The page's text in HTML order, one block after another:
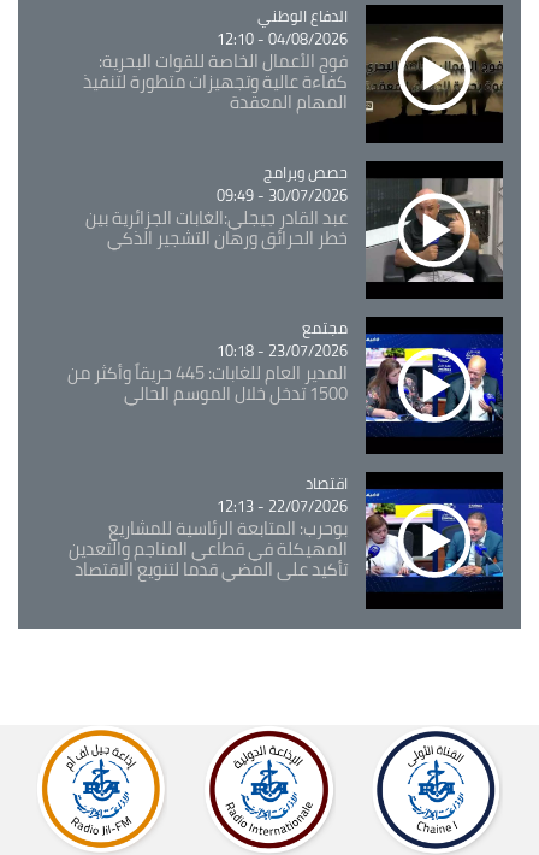
Catégorie
الدفاع الوطني
04/08/2026 - 12:10
فوج الأعمال الخاصة للقوات البحرية:
كفاءة عالية وتجهيزات متطورة لتنفيذ
المهام المعقدة
Catégorie
حصص وبرامج
30/07/2026 - 09:49
عبد القادر جيجلي:الغابات الجزائرية بين
خطر الحرائق ورهان التشجير الذكي
Catégorie
مجتمع
23/07/2026 - 10:18
المدير العام للغابات: 445 حريقاً وأكثر من
1500 تدخل خلال الموسم الحالي
Catégorie
اقتصاد
22/07/2026 - 12:13
بوحرب: المتابعة الرئاسية للمشاريع
المهيكلة في قطاعي المناجم والتعدين
تأكيد على المضي قدما لتنويع الاقتصاد